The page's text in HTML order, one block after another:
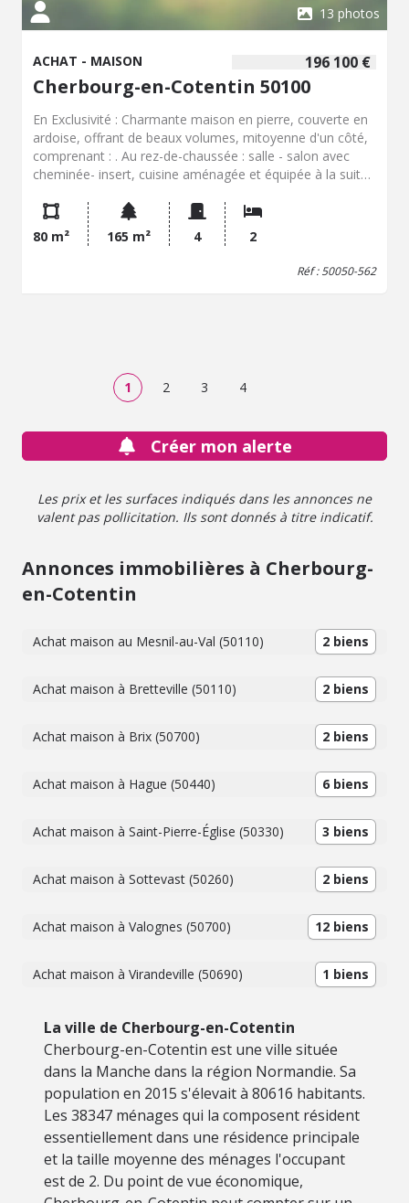
13 photos
196 100 €
ACHAT - MAISON
Cherbourg-en-Cotentin 50100
En Exclusivité : Charmante maison en pierre, couverte en
ardoise, offrant de beaux volumes, mitoyenne d'un côté,
comprenant : . Au rez-de-chaussée : salle - salon avec
cheminée- insert, cuisine aménagée et équipée à la suite,
espace bureau avec placards, palier avec penderie
desservant deux chambres et salle de bains. . Au dessus :
grenier. Cour et jardinet avec accès piéton. Le tout pour
80 m² 165 m² 4 2
Réf : 50050-562
1 2 3 4
Créer mon alerte
Les prix et les surfaces indiqués dans les annonces ne
valent pas pollicitation. Ils sont donnés à titre indicatif.
Annonces immobilières à Cherbourg-
en-Cotentin
Achat maison au Mesnil-au-Val (50110) 2 biens
Achat maison à Bretteville (50110) 2 biens
Achat maison à Brix (50700) 2 biens
Achat maison à Hague (50440) 6 biens
Achat maison à Saint-Pierre-Église (50330) 3 biens
Achat maison à Sottevast (50260) 2 biens
Achat maison à Valognes (50700) 12 biens
Achat maison à Virandeville (50690) 1 biens
La ville de Cherbourg-en-Cotentin
Cherbourg-en-Cotentin est une ville située
dans la Manche dans la région Normandie. Sa
population en 2015 s'élevait à 80616 habitants.
Les 38347 ménages qui la composent résident
essentiellement dans une résidence principale
et la taille moyenne des ménages l'occupant
est de 2. Du point de vue économique,